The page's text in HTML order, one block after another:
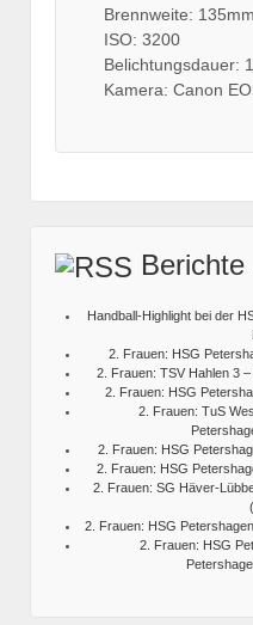
Brennweite: 135mm
ISO: 3200
Belichtungsdauer:
Kamera: Canon
Berichte
Handball-Highlight bei der
2. Frauen: HSG
2. Frauen: TSV Hahlen 3
2. Frauen: HSG
2. Frauen: TuS
2. Frauen: HSG
2. Frauen: HSG
2. Frauen: SG Häver-
2. Frauen: HSG
2. Frauen: HSG